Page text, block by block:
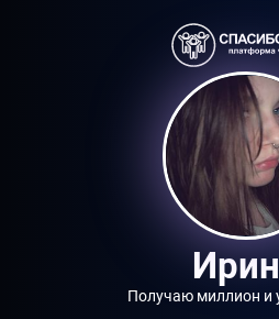
Получаю миллион и